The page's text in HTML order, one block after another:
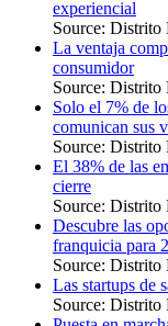
experiencial
Source: Distrito
La ventaja
consumidor
Source: Distrito
Solo el 7% de
comunican sus
Source: Distrito
El 38% de las
cierre
Source: Distrito
Descubre las
franquicia para
Source: Distrito
Las startups de
Source: Distrito